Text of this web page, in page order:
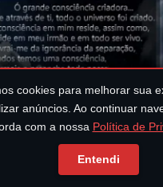
divina que tua luz ilumine
e preencha meu coração,
cookies para melhorar sua
anúncios. Ao continuar
com a nossa Política de
Entendi